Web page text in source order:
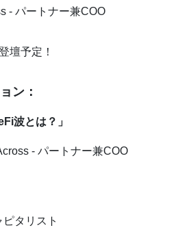
- パートナー兼COO
壇予定！
ン：
波とは？」
- パートナー兼COO
タリスト